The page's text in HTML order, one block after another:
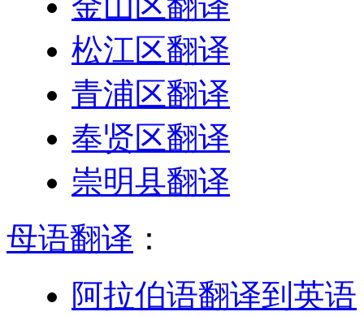
松江区翻译
青浦区翻译
奉贤区翻译
崇明县翻译
母语翻译 ：
阿拉伯语翻译到英语